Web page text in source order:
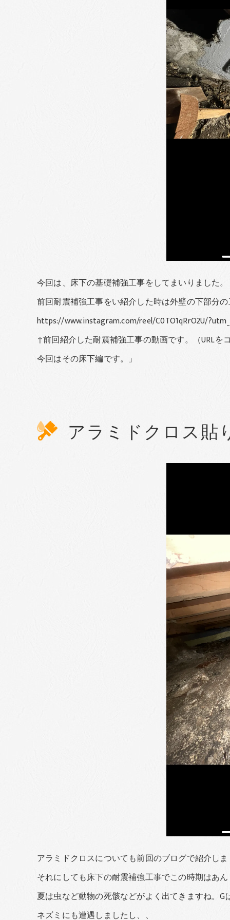
今回は、床下の基礎補強工事をしてまいりました。
前回耐震補強工事をい紹介した時は外壁の下部分
https://www.instagram.com/reel/C0TO1qRrO2U/
↑前回紹介した耐震補強工事の動画です。（URL
今回はその床下編です。」
アラミドクロス貼
アラミドクロスについても前回のブログで紹介し
それにしても床下の耐震補強工事でこの時期はあ
夏は虫など動物の死骸などがよく出てきますね。G
ネズミにも遭遇しましたし、、